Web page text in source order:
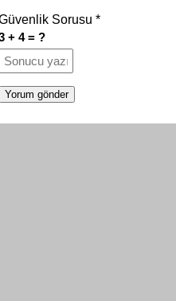
Sorusu *
+ 4 = ?